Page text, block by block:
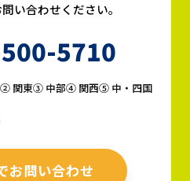
い合わせください。
5710
② 関東③ 中部④ 関西⑤ 中・四国
お問い合わせ